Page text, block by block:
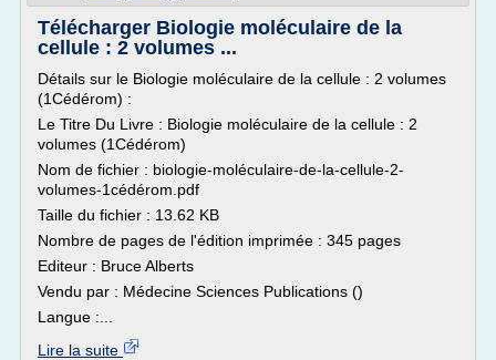
Télécharger Biologie moléculaire de la
cellule : 2 volumes ...
Détails sur le Biologie moléculaire de la cellule : 2 volumes
(1Cédérom) :
Le Titre Du Livre : Biologie moléculaire de la cellule : 2
volumes (1Cédérom)
Nom de fichier : biologie-moléculaire-de-la-cellule-2-
volumes-1cédérom.pdf
Taille du fichier : 13.62 KB
Nombre de pages de l'édition imprimée : 345 pages
Editeur : Bruce Alberts
Vendu par : Médecine Sciences Publications ()
Langue :...
Lire la suite